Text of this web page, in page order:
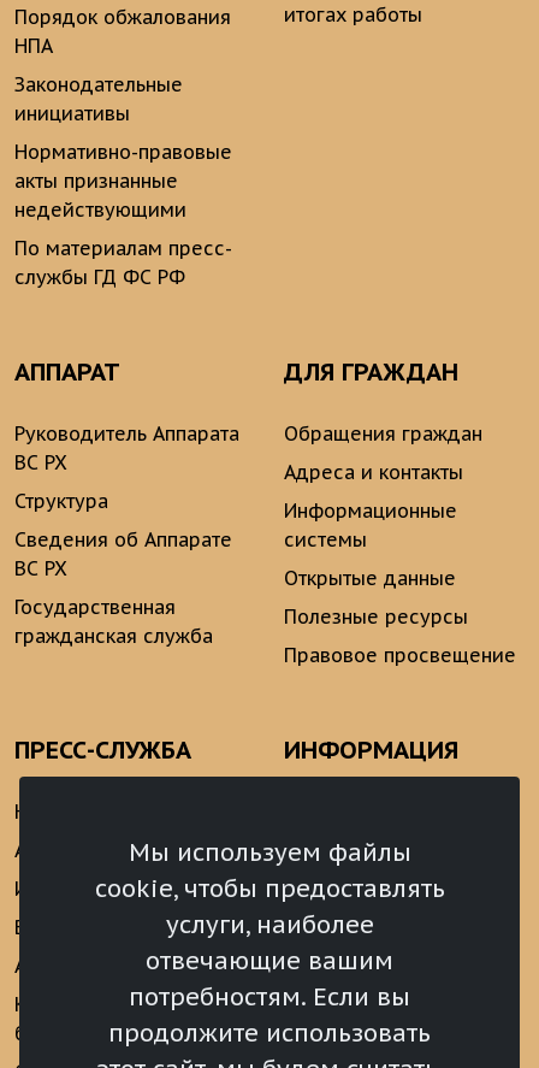
Мы используем файлы
cookie, чтобы предоставлять
услуги, наиболее
отвечающие вашим
потребностям. Если вы
продолжите использовать
Порядок обжалования
НПА
Законодательные
инициативы
Нормативно-правовые
акты признанные
недействующими
По материалам пресс-
службы ГД ФС РФ
итогах работы
АППАРАТ
Руководитель Аппарата
ВС РХ
Структура
Сведения об Аппарате
ВС РХ
Государственная
гражданская служба
ДЛЯ ГРАЖДАН
Обращения граждан
Адреса и контакты
Информационные
системы
Открытые данные
Полезные ресурсы
Правовое просвещение
ПРЕСС-СЛУЖБА
Новости
Анонсы
Интервью
Видеоматериалы
Аккредитация
Конкурс «Хрустальный
барс»
ИНФОРМАЦИЯ
аналитические
материалы
Реализация Послания
Президента РФ
Федеральному
Собранию РФ
Местное
самоуправление